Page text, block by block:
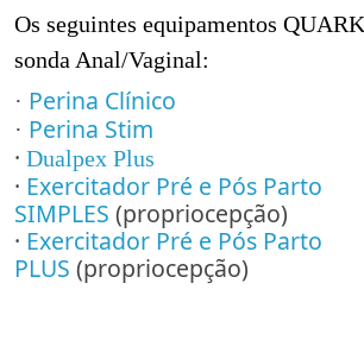
Os seguintes equipamentos
sonda Anal/Vaginal:
· Perina Clínico
· Perina Stim
· Dualpex Plus
· Exercitador Pré e Pós Parto
SIMPLES (propriocepção)
· Exercitador Pré e Pós Parto
PLUS (propriocepção)